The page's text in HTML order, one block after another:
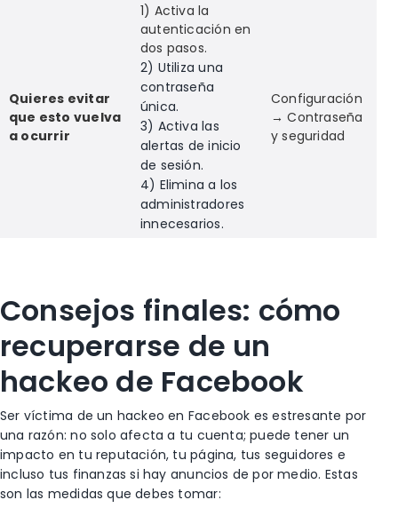
Quieres evitar
que esto vuelva
a ocurrir
1) Activa la
autenticación en
dos pasos.
2) Utiliza una
contraseña
única.
3) Activa las
alertas de inicio
de sesión.
4) Elimina a los
administradores
innecesarios.
Configuración
→ Contraseña
y seguridad
Consejos finales: cómo
recuperarse de un
hackeo de Facebook
Ser víctima de un hackeo en Facebook es estresante por
una razón: no solo afecta a tu cuenta; puede tener un
impacto en tu reputación, tu página, tus seguidores e
incluso tus finanzas si hay anuncios de por medio. Estas
son las medidas que debes tomar: